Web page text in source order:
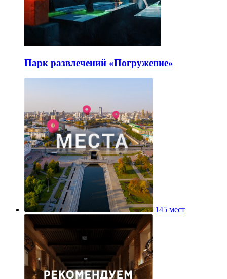
Парк развлечений «Погружение»
145 мест